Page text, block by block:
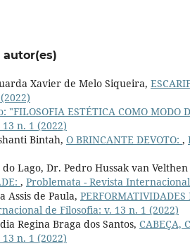
Xavier de Melo Siqueira,
"FILOSOFIA ESTÉTICA COMO MODO
n. 1 (2022)
Bintah, O BRINCANTE DEVOTO: ,
Lago, Dr. Pedro Hussak van Velthen
, Problemata - Revista
Assis de Paula,
de Filosofia: v. 13 n. 1 (2022)
Regina Braga dos Santos, CABEÇA,
n. 1 (2022)